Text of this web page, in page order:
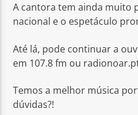
A cantora tem ainda muito
nacional e o espetáculo
Até lá, pode continuar a
em 107.8 fm ou
Temos a melhor música
dúvidas?!